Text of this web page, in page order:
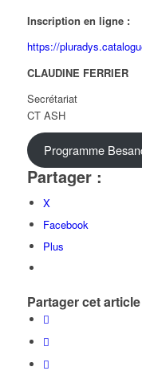
Inscription en ligne :
https://
CLAUDINE FERRIER
Secrétariat
CT ASH
Programme
Partager :
X
Facebook
Plus
Partager cet article